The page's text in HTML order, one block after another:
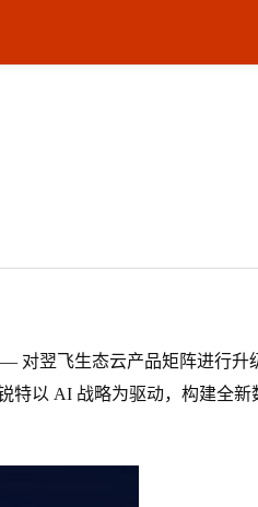
对翌飞生态云产品矩阵进行升
特以 AI 战略为驱动，构建全新